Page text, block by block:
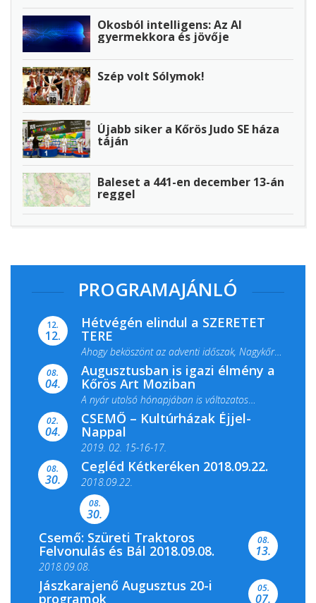
Okosból intelligens: Az AI
gyermekkora és jövője
Szép volt Sólymok!
Újabb siker a Kőrös Judo SE háza
táján
Baleset a 441-en december 13-án
reggel
PROGRAMAJÁNLÓ
12.
12.
Hétvégén elindul a SZERETET
TERE
Ahogy beköszönt az adventi időszak, Nagykőrös
ismét megtelik ünnepi fénnyel és közös...
08.
04.
Augusztusban is igazi élmény a
Kőrös Art Moziban
A nyár utolsó hónapjában is változatos
filmkínálattal, családi...
02.
04.
CSEMŐ – Kultúrházak Éjjel-
Nappal
2019. 02. 15-16-17.
Színes és tartalmas programokkal várja a
Csemői Községi Könyvtár és...
08.
30.
Cegléd Kétkeréken 2018.09.22.
2018.09.22.
08.
30.
Csemő: Szüreti Traktoros
Felvonulás és Bál 2018.09.08.
2018.09.08.
08.
13.
Jászkarajenő Augusztus 20-i
programok
05.
07.